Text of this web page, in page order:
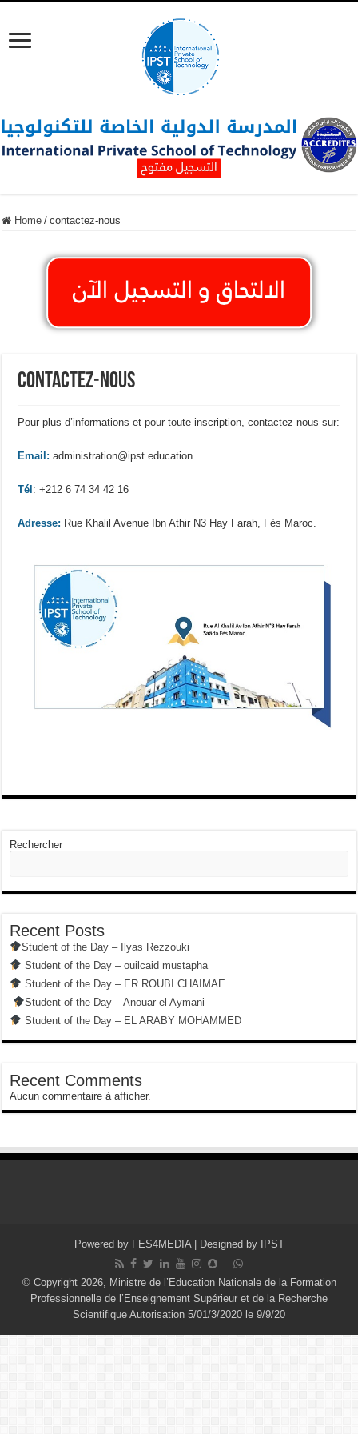
Home / contactez-nous
contactez-nous
Pour plus d’informations et pour toute inscription, contactez nous sur:
Email: administration@ipst.education
Tél : +212 6 74 34 42 16
Adresse: Rue Khalil Avenue Ibn Athir N3 Hay Farah, Fès Maroc.
Rechercher
Recent Posts
Student of the Day – Ilyas Rezzouki
Student of the Day – ouilcaid mustapha
Student of the Day – ER ROUBI CHAIMAE
Student of the Day – Anouar el Aymani
Student of the Day – EL ARABY MOHAMMED
Recent Comments
Aucun commentaire à afficher.
Powered by FES4MEDIA| Designed by IPST
© Copyright 2026, Ministre de l’Education Nationale de la Formation
Professionnelle de l’Enseignement Supérieur et de la Recherche
Scientifique Autorisation 5/01/3/2020 le 9/9/20